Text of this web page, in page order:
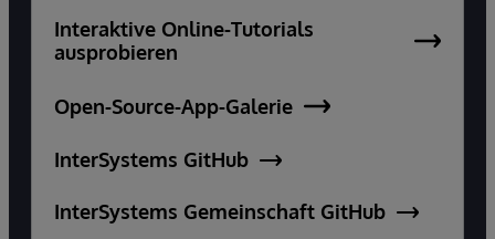
Interaktive Online-Tutorials
ausprobieren
Open-Source-App-Galerie
InterSystems GitHub
InterSystems Gemeinschaft GitHub